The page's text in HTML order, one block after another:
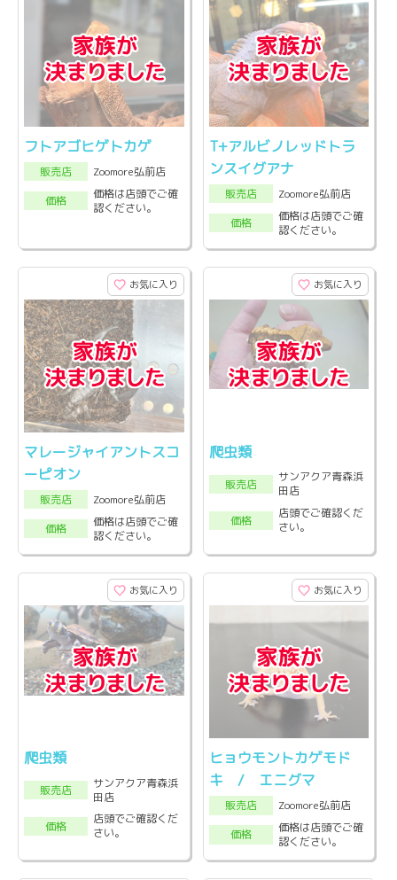
フトアゴヒゲトカゲ
販売店
Zoomore弘前店
価格
価格は店頭でご確
認ください。
T+アルビノレッドトラ
ンスイグアナ
販売店
Zoomore弘前店
価格
価格は店頭でご確
認ください。
お気に入り
マレージャイアントスコ
ーピオン
販売店
Zoomore弘前店
価格
価格は店頭でご確
認ください。
お気に入り
爬虫類
販売店
サンアクア青森浜
田店
価格
店頭でご確認くだ
さい。
お気に入り
爬虫類
販売店
サンアクア青森浜
田店
価格
店頭でご確認くだ
さい。
お気に入り
ヒョウモントカゲモド
キ / エニグマ
販売店
Zoomore弘前店
価格
価格は店頭でご確
認ください。